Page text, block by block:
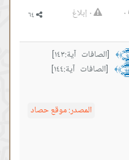
٠ ٠ إبلاغ
﴾ [الصافات آية:١٤٣]
﴾
[الصافات آية:١٤٤]
المصدر:موقع حصاد